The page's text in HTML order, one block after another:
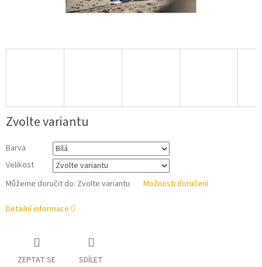
Zvolte variantu
Barva
Velikost
Můžeme doručit do: Zvolte variantu Možnosti doručení
Detailní informace
ZEPTAT SE SDÍLET